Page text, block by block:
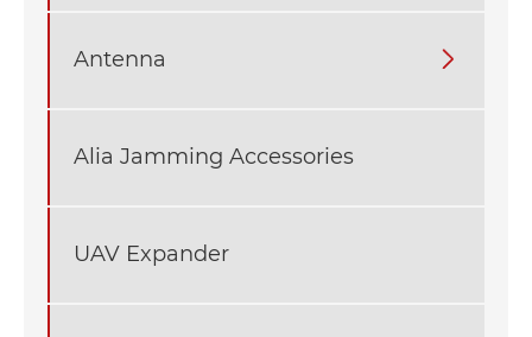
Antenna 
Alia Jamming Accessories
UAV Expander